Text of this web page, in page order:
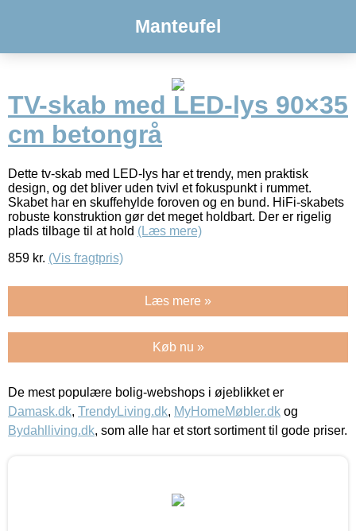
Manteufel
TV-skab med LED-lys 90×35
cm betongrå
Dette tv-skab med LED-lys har et trendy, men praktisk
design, og det bliver uden tvivl et fokuspunkt i rummet.
Skabet har en skuffehylde foroven og en bund. HiFi-skabets
robuste konstruktion gør det meget holdbart. Der er rigelig
plads tilbage til at hold (Læs mere)
859 kr. (Vis fragtpris)
Læs mere »
Køb nu »
De mest populære bolig-webshops i øjeblikket er
Damask.dk, TrendyLiving.dk, MyHomeMøbler.dk og
Bydahlliving.dk, som alle har et stort sortiment til gode priser.